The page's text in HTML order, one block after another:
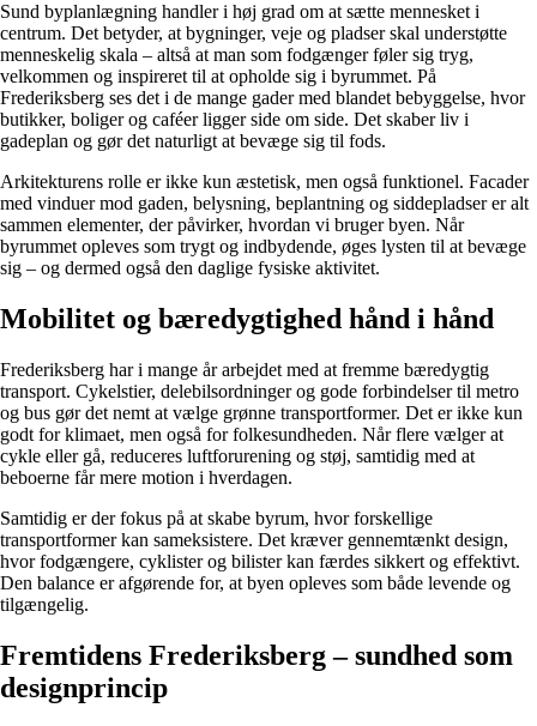
Sund byplanlægning handler i høj grad om at sætte mennesket i
centrum. Det betyder, at bygninger, veje og pladser skal understøtte
menneskelig skala – altså at man som fodgænger føler sig tryg,
velkommen og inspireret til at opholde sig i byrummet. På
Frederiksberg ses det i de mange gader med blandet bebyggelse, hvor
butikker, boliger og caféer ligger side om side. Det skaber liv i
gadeplan og gør det naturligt at bevæge sig til fods.
Arkitekturens rolle er ikke kun æstetisk, men også funktionel. Facader
med vinduer mod gaden, belysning, beplantning og siddepladser er alt
sammen elementer, der påvirker, hvordan vi bruger byen. Når
byrummet opleves som trygt og indbydende, øges lysten til at bevæge
sig – og dermed også den daglige fysiske aktivitet.
Mobilitet og bæredygtighed hånd i hånd
Frederiksberg har i mange år arbejdet med at fremme bæredygtig
transport. Cykelstier, delebilsordninger og gode forbindelser til metro
og bus gør det nemt at vælge grønne transportformer. Det er ikke kun
godt for klimaet, men også for folkesundheden. Når flere vælger at
cykle eller gå, reduceres luftforurening og støj, samtidig med at
beboerne får mere motion i hverdagen.
Samtidig er der fokus på at skabe byrum, hvor forskellige
transportformer kan sameksistere. Det kræver gennemtænkt design,
hvor fodgængere, cyklister og bilister kan færdes sikkert og effektivt.
Den balance er afgørende for, at byen opleves som både levende og
tilgængelig.
Fremtidens Frederiksberg – sundhed som
designprincip